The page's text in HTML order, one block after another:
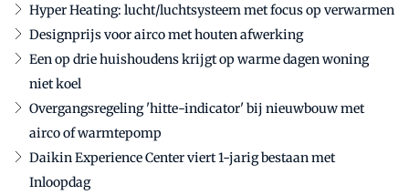
Hyper Heating: lucht/luchtsysteem met focus op verwarmen
Designprijs voor airco met houten afwerking
Een op drie huishoudens krijgt op warme dagen woning
niet koel
Overgangsregeling 'hitte-indicator' bij nieuwbouw met
airco of warmtepomp
Daikin Experience Center viert 1-jarig bestaan met
Inloopdag